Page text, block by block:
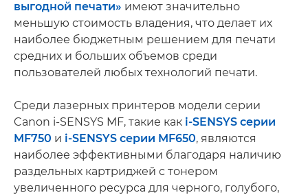
выгодной печати» имеют значительно
меньшую стоимость владения, что делает их
наиболее бюджетным решением для печати
средних и больших объемов среди
пользователей любых технологий печати.
Среди лазерных принтеров модели серии
Canon i-SENSYS MF, такие как i-SENSYS серии
MF750 и i-SENSYS серии MF650, являются
наиболее эффективными благодаря наличию
раздельных картриджей с тонером
увеличенного ресурса для черного, голубого,